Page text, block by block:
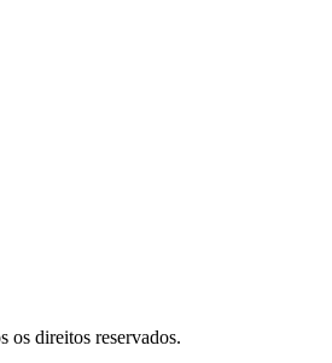
direitos reservados.